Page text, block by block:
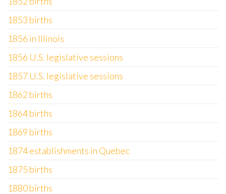
1853 births
1856 in Illinois
1856 U.S. legislative sessions
1857 U.S. legislative sessions
1862 births
1864 births
1869 births
1874 establishments in Quebec
1875 births
1880 births